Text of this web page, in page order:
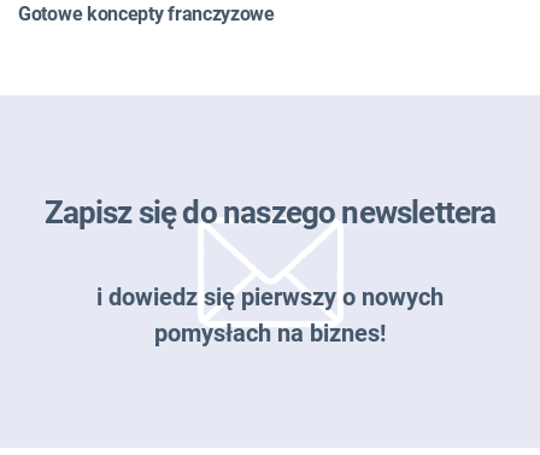
Gotowe koncepty franczyzowe
Zapisz się do naszego newslettera
i dowiedz się pierwszy o nowych
pomysłach na biznes!